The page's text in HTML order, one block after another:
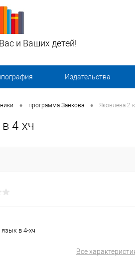
и Ваших детей!
Издательства
• программа Занкова • Яковлева 2
4-хч
язык в 4-хч
Все